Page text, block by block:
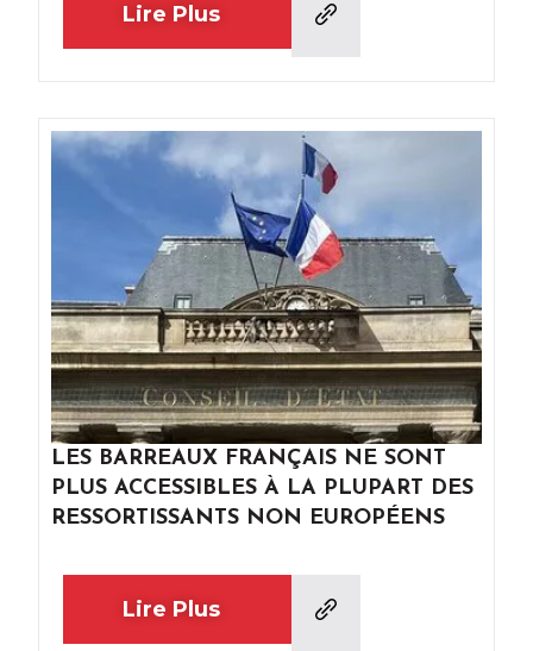
Lire Plus
LES BARREAUX FRANÇAIS NE SONT
PLUS ACCESSIBLES À LA PLUPART DES
RESSORTISSANTS NON EUROPÉENS
Lire Plus